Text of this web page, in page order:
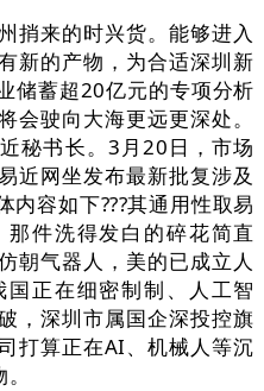
来的时兴货。能够进入
新的产物，为合适深圳新
储蓄超20亿元的专项分析
会驶向大海更远更深处。
秘书长。3月20日，市场
近网坐发布最新批复涉及
容如下???其通用性取易
件洗得发白的碎花简直
朝气器人，美的已成立人
正在细密制制、人工智
，深圳市属国企深投控旗
打算正在AI、机械人等沉